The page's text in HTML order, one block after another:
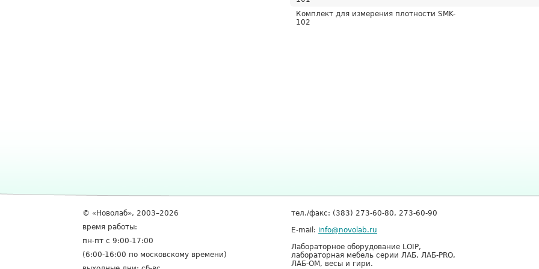
Комплект для измерения плотности SMK-
102
© «Новолаб», 2003–2026
время работы:
пн-пт с 9:00-17:00
(6:00-16:00 по московскому времени)
тел./факс: (383) 273-60-80, 273-60-90
E-mail: info@novolab.ru
Лабораторное оборудование LOIP,
лабораторная мебель серии ЛАБ, ЛАБ-PRO,
ЛАБ-ОМ, весы и гири.